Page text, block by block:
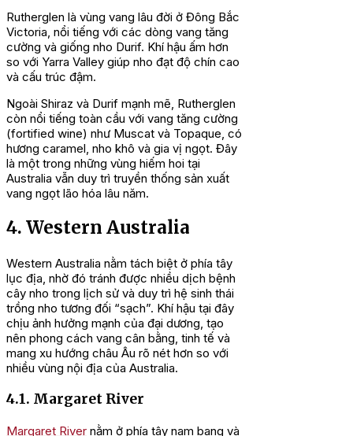
Rutherglen là vùng vang lâu đời ở Đông Bắc
Victoria, nổi tiếng với các dòng vang tăng
cường và giống nho Durif. Khí hậu ấm hơn
so với Yarra Valley giúp nho đạt độ chín cao
và cấu trúc đậm.
Ngoài Shiraz và Durif mạnh mẽ, Rutherglen
còn nổi tiếng toàn cầu với vang tăng cường
(fortified wine) như Muscat và Topaque, có
hương caramel, nho khô và gia vị ngọt. Đây
là một trong những vùng hiếm hoi tại
Australia vẫn duy trì truyền thống sản xuất
vang ngọt lão hóa lâu năm.
4. Western Australia
Western Australia nằm tách biệt ở phía tây
lục địa, nhờ đó tránh được nhiều dịch bệnh
cây nho trong lịch sử và duy trì hệ sinh thái
trồng nho tương đối “sạch”. Khí hậu tại đây
chịu ảnh hưởng mạnh của đại dương, tạo
nên phong cách vang cân bằng, tinh tế và
mang xu hướng châu Âu rõ nét hơn so với
nhiều vùng nội địa của Australia.
4.1. Margaret River
Margaret River nằm ở phía tây nam bang và